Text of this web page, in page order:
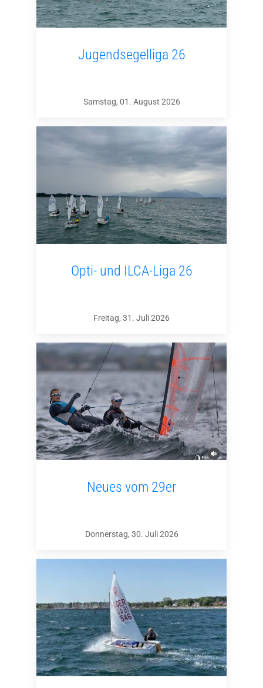
Jugendsegelliga 26
Samstag, 01. August 2026
Opti- und ILCA-Liga 26
Freitag, 31. Juli 2026
Neues vom 29er
Donnerstag, 30. Juli 2026